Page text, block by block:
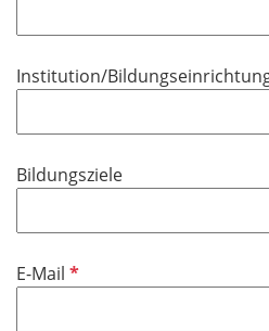
Institution/
Bildungsziele
E-Mail P